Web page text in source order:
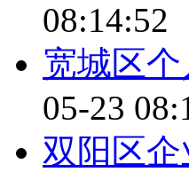
08:14:52
宽城区
05-23
双阳区